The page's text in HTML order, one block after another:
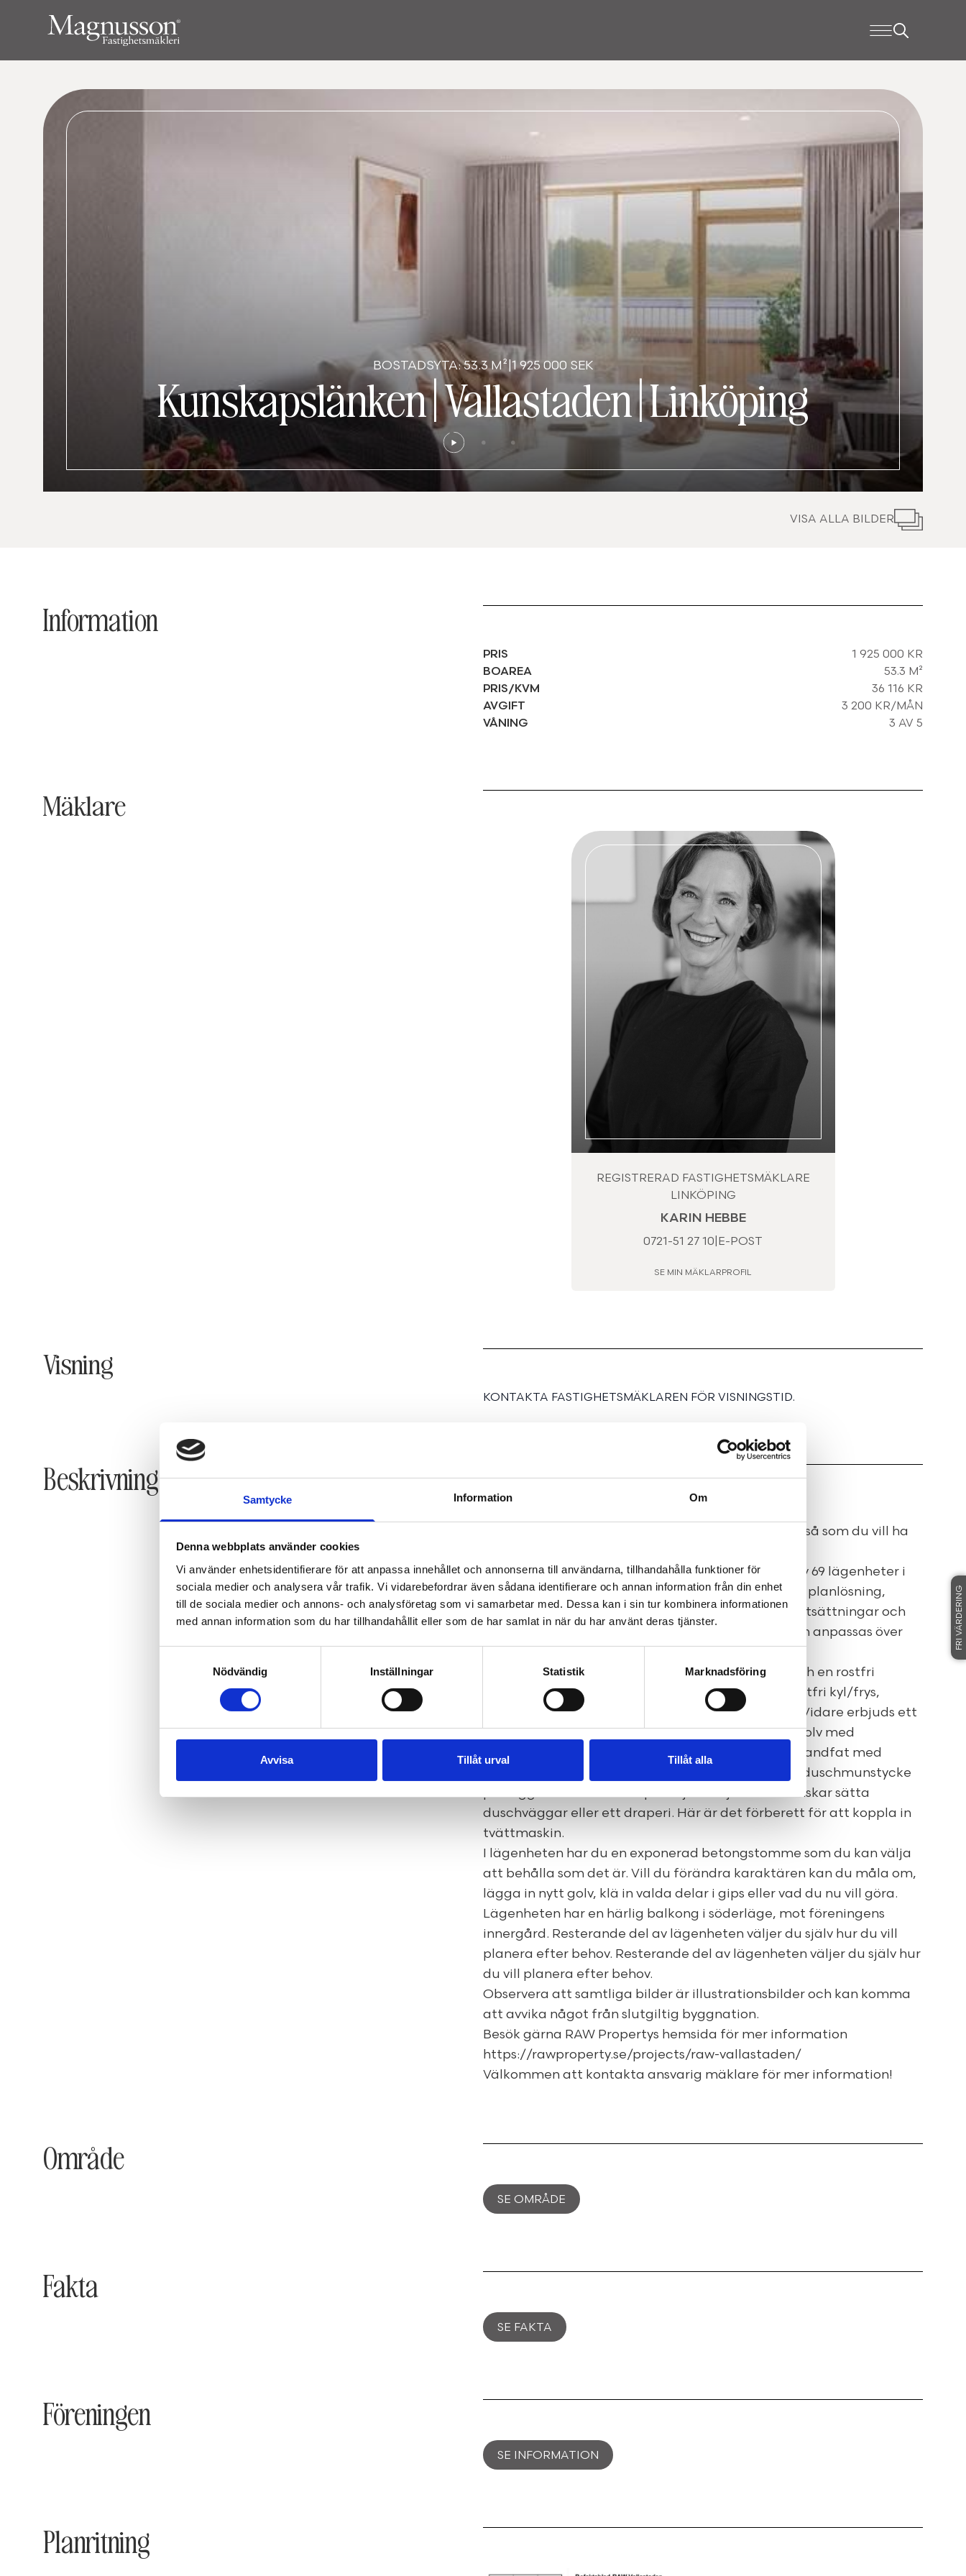
Samtycke Information Om
Denna webbplats använder cookies
Vi använder enhetsidentifierare för att anpassa innehållet och annonserna till användarna, tillhandahålla funktioner för
sociala medier och analysera vår trafik. Vi vidarebefordrar även sådana identifierare och annan information från din enhet
till de sociala medier och annons- och analysföretag som vi samarbetar med. Dessa kan i sin tur kombinera informationen
med annan information som du har tillhandahållit eller som de har samlat in när du har använt deras tjänster.
Nödvändig
Inställningar Statistik Marknadsföring
Avvisa Tillåt urval Tillåt alla
BOSTADSYTA: 53.3 M² 1 925 000 SEK
Kunskapslänken|Vallastaden|Linköping
VISA ALLA BILDER
Information
PRIS
1 925 000 KR
BOAREA
53.3 M²
PRIS/KVM
36 116 KR
AVGIFT
3 200 KR/MÅN
VÅNING
3 AV 5
Mäklare
REGISTRERAD FASTIGHETSMÄKLARE
LINKÖPING
KARIN HEBBE
0721-51 27 10 E-POST
SE MIN MÄKLARPROFIL
Visning
KONTAKTA FASTIGHETSMÄKLAREN FÖR VISNINGSTID.
Beskrivning
Förverkliga din dröm och bygg din lägenhet precis så som du vill ha
RAW Vallastaden är ett unikt projekt som består av 69 lägenheter i
varierande storlekar där de boende får bestämma planlösning,
ytskikt, interiör och ambitionsnivå utifrån sina förutsättningar och
önskemål. Här erbjuds ett hållbart boende som kan anpassas över
Lägenheten erbjuder ett kök med vita stommar och en rostfri
bänkskiva. Maskinell utrusning i köket består av rostfri kyl/frys,
spishäll, ugn och fläkt samt diskho med blandare. Vidare erbjuds ett
fräscht badrum med kakel på väggar och klinkergolv med
golvvärme. Badrummet är utrustat med wc-stol, handfat med
spegel ovan samt takdusch med kompletterande duschmunstycke
på väggen där du som köpare själv väljer om du önskar sätta
duschväggar eller ett draperi. Här är det förberett för att koppla in
tvättmaskin.
I lägenheten har du en exponerad betongstomme som du kan välja
att behålla som det är. Vill du förändra karaktären kan du måla om,
lägga in nytt golv, klä in valda delar i gips eller vad du nu vill göra.
Lägenheten har en härlig balkong i söderläge, mot föreningens
innergård. Resterande del av lägenheten väljer du själv hur du vill
planera efter behov. Resterande del av lägenheten väljer du själv hur
du vill planera efter behov.
Observera att samtliga bilder är illustrationsbilder och kan komma
att avvika något från slutgiltig byggnation.
Besök gärna RAW Propertys hemsida för mer information
https://rawproperty.se/projects/raw-vallastaden/
Välkommen att kontakta ansvarig mäklare för mer information!
Område
SE OMRÅDE
Fakta
SE FAKTA
Föreningen
SE INFORMATION
Planritning
FRI VÄRDERING